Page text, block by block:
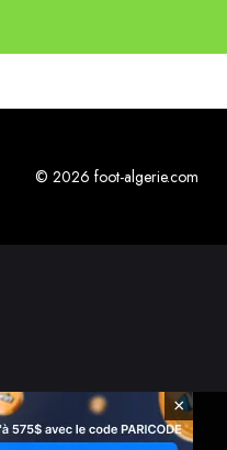
© 2026 foot-algerie.com
×